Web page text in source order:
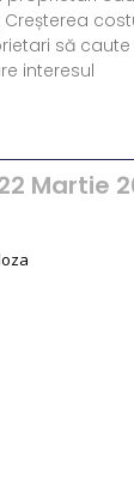
să
interesul
Martie